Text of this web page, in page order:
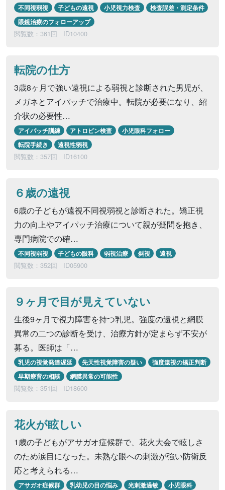
不同視弱視 子どもの遠視 小児視力検査
検査誤差・測定条件
眼鏡治療のフォローアップ
閲覧数：361回 ID10400
転院の仕方
3歳8ヶ月で強い遠視による弱視と診断された男児が、
メガネとアイパッチで治療中。転院が必要になり、紹
介状の必要性…
アイパッチ訓練 アトロピン検査
小児眼科フォロー
転院手続き
遠視性弱視
閲覧数：357回 ID16100
６歳の遠視
6歳の子どもが遠視不同視弱視と診断された。矯正視
力の向上やアイパッチ治療について親が疑問を抱き、
専門病院での確…
不同視弱視 子どもの眼科 弱視治療 斜視 遠視
閲覧数：352回 ID05900
９ヶ月で目が見えていない
生後9ヶ月で視力障害を持つ乳児。強度の遠視と網膜
異常の二つの診断を受け、治療方針が定まらず不安が
募る。医師は「…
乳児の視覚発達遅延 先天性視覚障害の疑い
強度遠視の矯正判断
早期療育の相談
網膜異常の可能性
閲覧数：351回 ID18600
花火が眩しい
1歳の子どもがアサガオ症候群で、花火大会で眩しさ
のため涙目になった。未熟な眼への刺激が強い防衛反
応と考えられる…
アサガオ症候群 乳幼児の目の悩み 光刺激過敏
小児眼科